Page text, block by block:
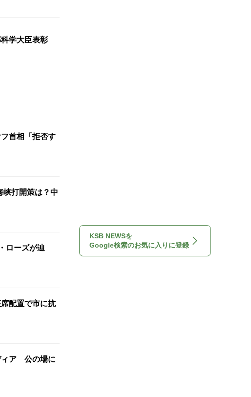
科学大臣表彰
首相「拒否す
峡打開策は？中
ローズが辿
配置で市に抗
ィア 公の場に
KSB NEWSを
Google検索のお気に入りに登録